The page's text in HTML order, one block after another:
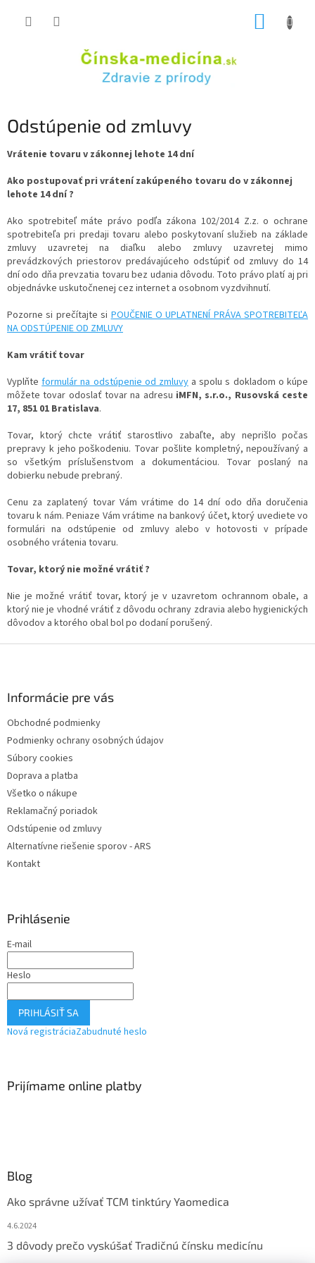
Odstúpenie od zmluvy
Vrátenie tovaru v zákonnej lehote 14 dní
Ako postupovať pri vrátení zakúpeného tovaru do v zákonnej
lehote 14 dní ?
Ako spotrebiteľ máte právo podľa zákona 102/2014 Z.z. o ochrane
spotrebiteľa pri predaji tovaru alebo poskytovaní služieb na základe
zmluvy uzavretej na diaľku alebo zmluvy uzavretej mimo
prevádzkových priestorov predávajúceho odstúpiť od zmluvy do 14
dní odo dňa prevzatia tovaru bez udania dôvodu. Toto právo platí aj pri
objednávke uskutočnenej cez internet a osobnom vyzdvihnutí.
Pozorne si prečítajte si POUČENIE O UPLATNENÍ PRÁVA SPOTREBITEĽA
NA ODSTÚPENIE OD ZMLUVY
Kam vrátiť tovar
Vyplňteformulár na odstúpenie od zmluvya spolu s dokladom o kúpe
môžete tovar odoslať tovar na adresu iMFN, s.r.o., Rusovská ceste
17, 851 01 Bratislava.
Tovar, ktorý chcte vrátiť starostlivo zabaľte, aby neprišlo počas
prepravy k jeho poškodeniu. Tovar pošlite kompletný, nepoužívaný a
so všetkým príslušenstvom a dokumentáciou. Tovar poslaný na
dobierku nebude prebraný.
Cenu za zaplatený tovar Vám vrátime do 14 dní odo dňa doručenia
tovaru k nám. Peniaze Vám vrátime na bankový účet, ktorý uvediete vo
formulári na odstúpenie od zmluvy alebo v hotovosti v prípade
osobného vrátenia tovaru.
Tovar, ktorý nie možné vrátiť ?
Nie je možné vrátiť tovar, ktorý je v uzavretom ochrannom obale, a
ktorý nie je vhodné vrátiť z dôvodu ochrany zdravia alebo hygienických
dôvodov a ktorého obal bol po dodaní porušený.
Informácie pre vás
Obchodné podmienky
Podmienky ochrany osobných údajov
Súbory cookies
Doprava a platba
Všetko o nákupe
Reklamačný poriadok
Odstúpenie od zmluvy
Alternatívne riešenie sporov - ARS
Kontakt
Prihlásenie
E-mail
Heslo
PRIHLÁSIŤ SA
Nová registráciaZabudnuté heslo
Prijímame online platby
Blog
Ako správne užívať TCM tinktúry Yaomedica
4.6.2024
3 dôvody prečo vyskúšať Tradičnú čínsku medicínu